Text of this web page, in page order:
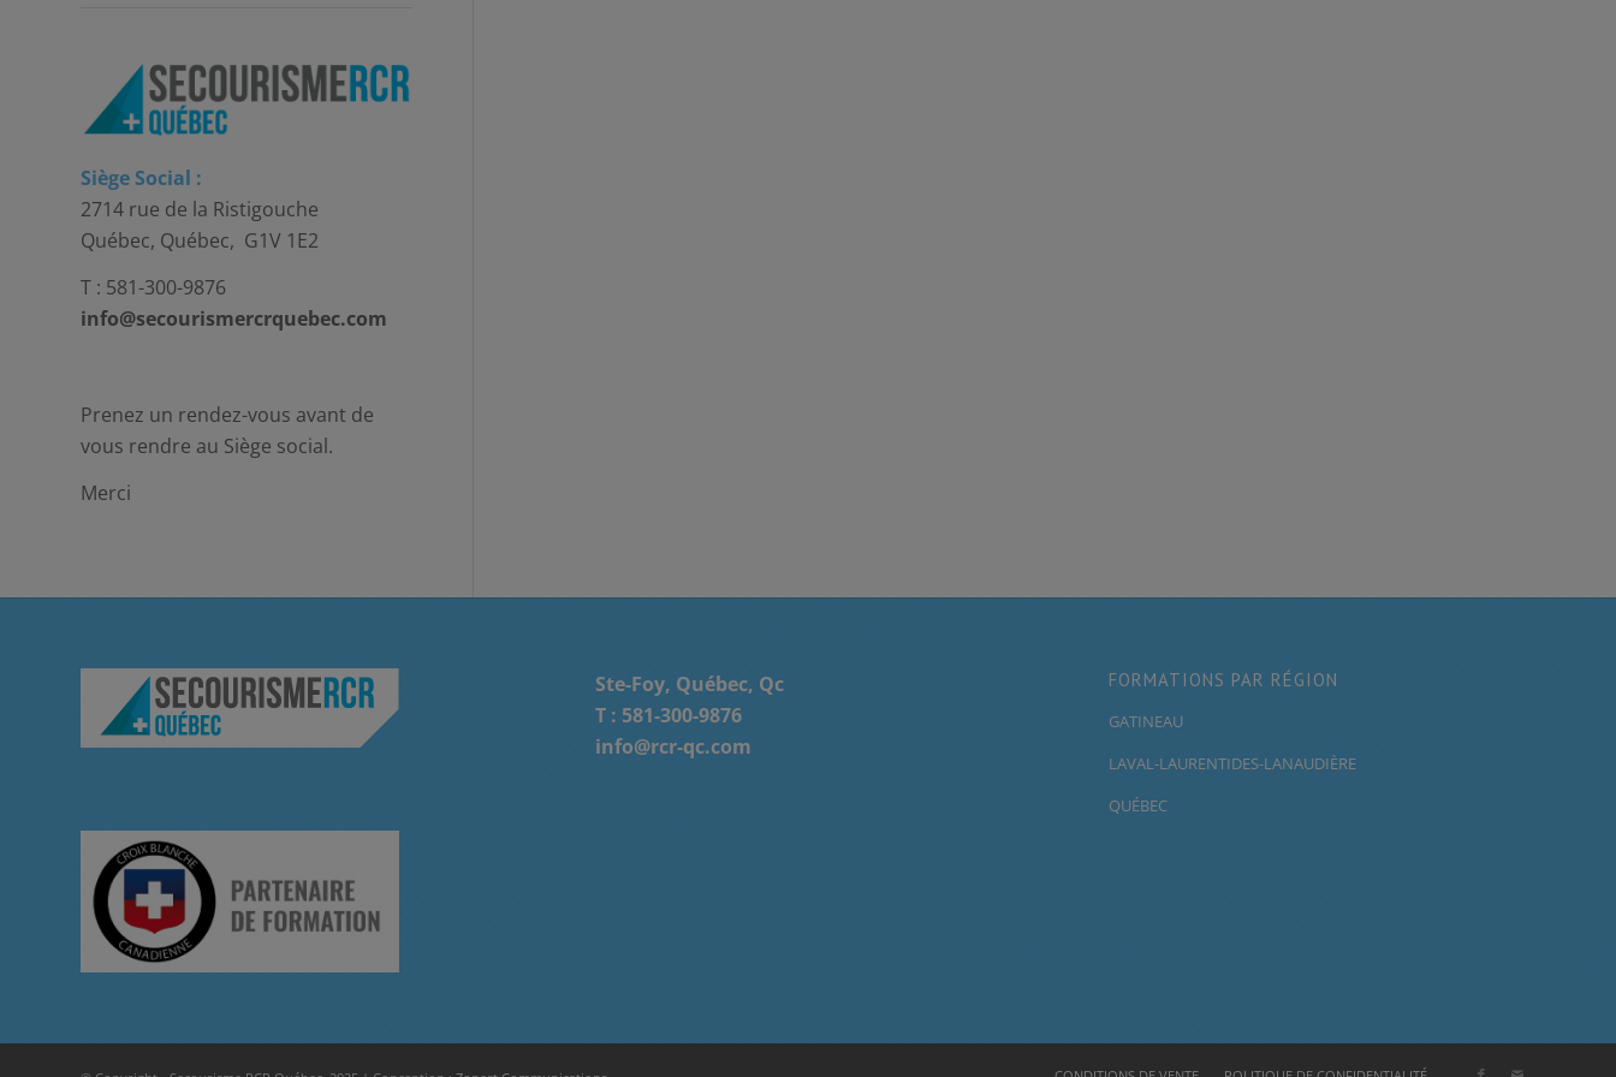
Siège Social :
2714 rue de la Ristigouche
Québec, Québec, G1V 1E2
T : 581-300-9876
info@secourismercrquebec.com
Prenez un rendez-vous avant de
vous rendre au Siège social.
Merci
Ste-Foy, Québec, Qc
T : 581-300-9876
info@rcr-qc.com
FORMATIONS PAR RÉGION
GATINEAU
LAVAL-LAURENTIDES-LANAUDIÈRE
QUÉBEC